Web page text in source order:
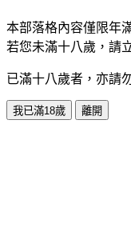
本部落格內容僅限年
若您未滿十八歲，請
已滿十八歲者，亦請
我已滿18歲 離開